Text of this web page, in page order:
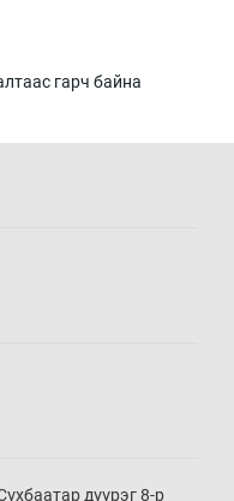
гарч байна
дүүрэг 8-р